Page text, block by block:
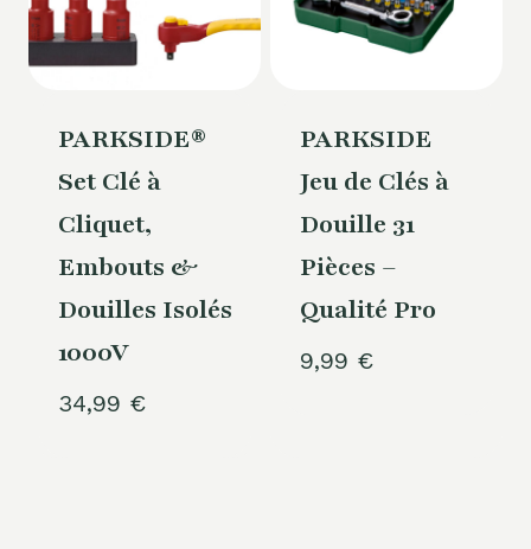
PARKSIDE®
Set Clé à
Cliquet,
Embouts &
Douilles Isolés
1000V
34,99 €
PARKSIDE
Jeu de Clés à
Douille 31
Pièces –
Qualité Pro
9,99 €